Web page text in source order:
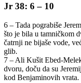
Jr 38: 6 – 10
6 – Tada pograbiše
što je bila u tamničkom
čatrnji ne bijaše vode,
glib.
7 – Ali Kušit Ebed-
dvoru, doču da su
kod Benjaminovih vrata.